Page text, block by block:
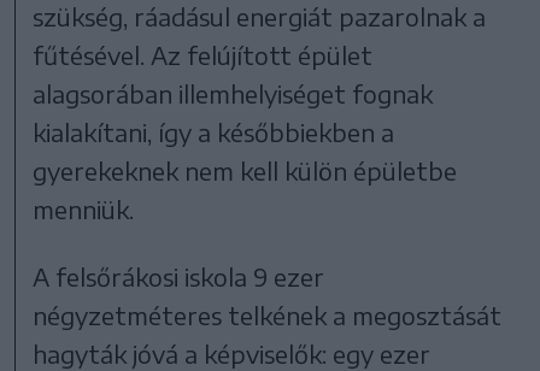
szükség, ráadásul energiát pazarolnak a
fűtésével. Az felújított épület
alagsorában illemhelyiséget fognak
kialakítani, így a későbbiekben a
gyerekeknek nem kell külön épületbe
menniük.
A felsőrákosi iskola 9 ezer
négyzetméteres telkének a megosztását
hagyták jóvá a képviselők: egy ezer